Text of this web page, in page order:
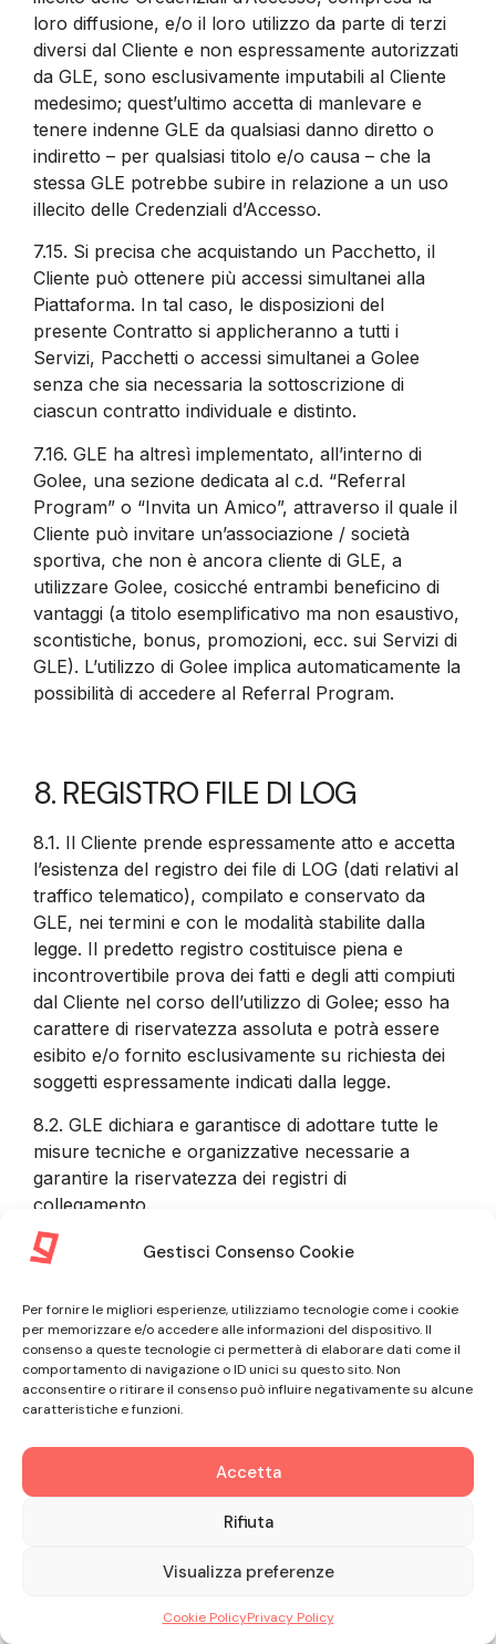
Gestisci Consenso Cookie
Per fornire le migliori esperienze, utilizziamo tecnologie come i cookie
per memorizzare e/o accedere alle informazioni del dispositivo. Il
consenso a queste tecnologie ci permetterà di elaborare dati come il
comportamento di navigazione o ID unici su questo sito. Non
acconsentire o ritirare il consenso può influire negativamente su alcune
caratteristiche e funzioni.
Accetta
Rifiuta
Visualizza preferenze
Cookie PolicyPrivacy Policy
loro diffusione, e/o il loro utilizzo da parte di terzi
diversi dal Cliente e non espressamente autorizzati
da GLE, sono esclusivamente imputabili al Cliente
medesimo; quest’ultimo accetta di manlevare e
tenere indenne GLE da qualsiasi danno diretto o
indiretto – per qualsiasi titolo e/o causa – che la
stessa GLE potrebbe subire in relazione a un uso
illecito delle Credenziali d’Accesso.
7.15. Si precisa che acquistando un Pacchetto, il
Cliente può ottenere più accessi simultanei alla
Piattaforma. In tal caso, le disposizioni del
presente Contratto si applicheranno a tutti i
Servizi, Pacchetti o accessi simultanei a Golee
senza che sia necessaria la sottoscrizione di
ciascun contratto individuale e distinto.
7.16. GLE ha altresì implementato, all’interno di
Golee, una sezione dedicata al c.d. “Referral
Program” o “Invita un Amico”, attraverso il quale il
Cliente può invitare un’associazione / società
sportiva, che non è ancora cliente di GLE, a
utilizzare Golee, cosicché entrambi beneficino di
vantaggi (a titolo esemplificativo ma non esaustivo,
scontistiche, bonus, promozioni, ecc. sui Servizi di
GLE). L’utilizzo di Golee implica automaticamente la
possibilità di accedere al Referral Program.
8. REGISTRO FILE DI LOG
8.1. Il Cliente prende espressamente atto e accetta
l’esistenza del registro dei file di LOG (dati relativi al
traffico telematico), compilato e conservato da
GLE, nei termini e con le modalità stabilite dalla
legge. Il predetto registro costituisce piena e
incontrovertibile prova dei fatti e degli atti compiuti
dal Cliente nel corso dell’utilizzo di Golee; esso ha
carattere di riservatezza assoluta e potrà essere
esibito e/o fornito esclusivamente su richiesta dei
soggetti espressamente indicati dalla legge.
8.2. GLE dichiara e garantisce di adottare tutte le
misure tecniche e organizzative necessarie a
garantire la riservatezza dei registri di
collegamento.
9. INFORMAZIONI FORNITE DAL
CLIENTE
9.1. Nel corso della procedura di sottoscrizione del
Contratto e nel corso dell’intero rapporto
commerciale con il Cliente, GLE tratta informazioni
non personali riguardanti il Professionista
associato all’Account Amministratore, oltre a
informazioni personali riguardanti il Professionista
caso il Cliente si impegna a fornire informazioni
rappresentare falsamente il rapporto con qualsiasi